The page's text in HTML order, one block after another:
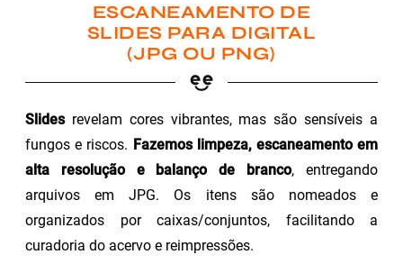
ESCANEAMENTO DE
SLIDES PARA DIGITAL
(JPG OU PNG)
Slidesrevelam cores vibrantes, mas são sensíveis a
fungos e riscos. Fazemos limpeza, escaneamento em
alta resolução e balanço de branco, entregando
arquivos em JPG. Os itens são nomeados e
organizados por caixas/conjuntos, facilitando a
curadoria do acervo e reimpressões.